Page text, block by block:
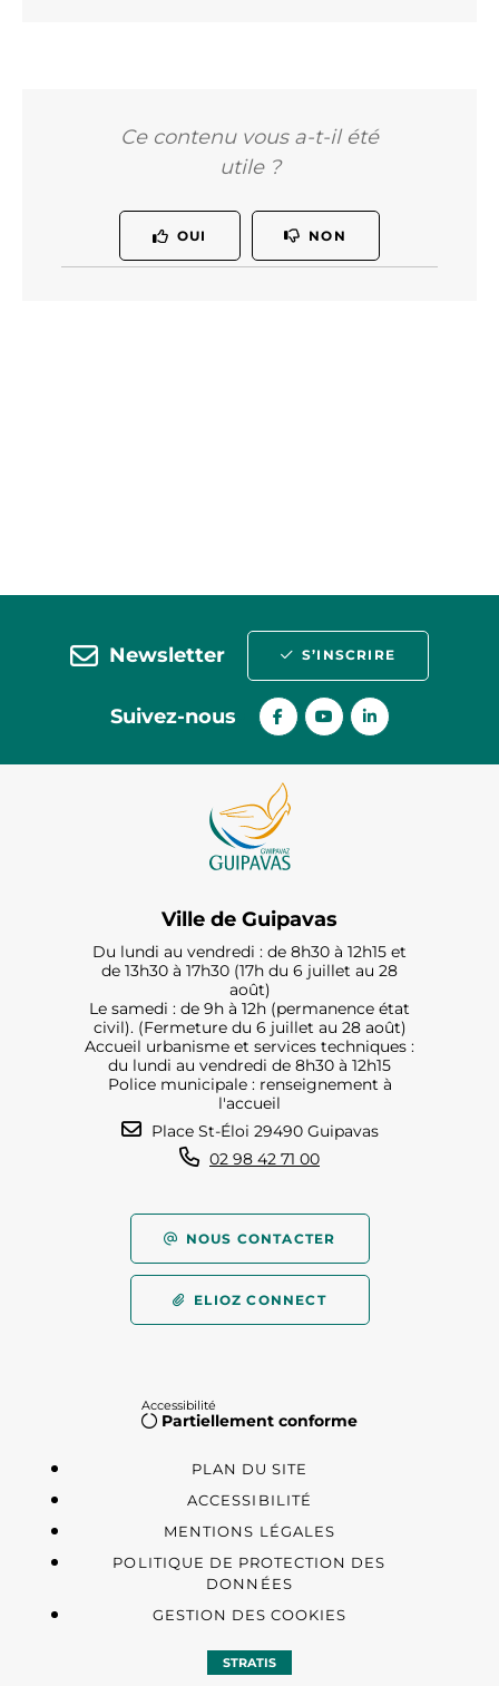
Ce contenu vous a-t-il été
utile ?
OUI NON
Newsletter S’INSCRIRE
Suivez-nous
Ville de Guipavas
Du lundi au vendredi : de 8h30 à 12h15 et
de 13h30 à 17h30 (17h du 6 juillet au 28
août)
Le samedi : de 9h à 12h (permanence état
civil). (Fermeture du 6 juillet au 28 août)
Accueil urbanisme et services techniques :
du lundi au vendredi de 8h30 à 12h15
Police municipale : renseignement à
l'accueil
Place St-Éloi 29490 Guipavas
02 98 42 71 00
NOUS CONTACTER
ELIOZ CONNECT
Accessibilité
Partiellement conforme
PLAN DU SITE
ACCESSIBILITÉ
MENTIONS LÉGALES
POLITIQUE DE PROTECTION DES
DONNÉES
GESTION DES COOKIES
STRATIS